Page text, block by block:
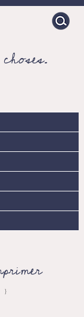
Search
for:
}